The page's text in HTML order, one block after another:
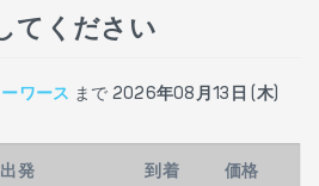
てください
ワース まで 2026年08月13日 (木)
出発 到着 価格